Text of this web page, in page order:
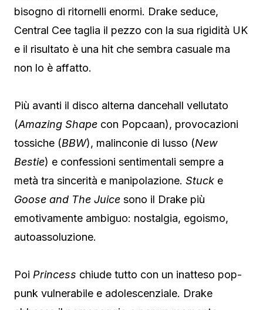
bisogno di ritornelli enormi. Drake seduce,
Central Cee taglia il pezzo con la sua rigidità UK
e il risultato è una hit che sembra casuale ma
non lo è affatto.
Più avanti il disco alterna dancehall vellutato
(Amazing Shape con Popcaan), provocazioni
tossiche (BBW), malinconie di lusso (New
Bestie) e confessioni sentimentali sempre a
metà tra sincerità e manipolazione. Stuck e
Goose and The Juice sono il Drake più
emotivamente ambiguo: nostalgia, egoismo,
autoassoluzione.
Poi Princess chiude tutto con un inatteso pop-
punk vulnerabile e adolescenziale. Drake